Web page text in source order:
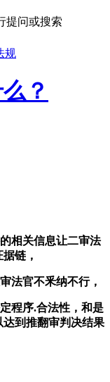
提问或搜索
规
？
相关信息让二审法
链，
法官不釆纳不行，
程序.合法性，和是
到推翻审判决结果